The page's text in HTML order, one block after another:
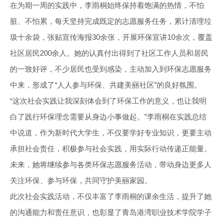
在为期一周的实践中，李雨桐始终保持着饱满的热情，不怕
脏、不怕累，每天坚持完成既定的志愿服务任务，累计清理垃
圾十余袋，张贴宣传海报30余张，开展环保宣讲10余次，覆盖
社区居民200余人。她的认真付出得到了社区工作人员和居民
的一致好评，不少居民也受到感染，主动加入到环保志愿服务
中来，形成了“人人参与环保、共建美丽社区”的良好氛围。
“这次社会实践让我深刻体会到了环保工作的意义，也让我明
白了践行环保理念需要从身边小事做起。”李雨桐在实践总结
中说道，作为新时代大学生，不仅要学好专业知识，更要主动
承担社会责任，积极参与社会实践，用实际行动传递正能量。
未来，她将继续参与各类环保志愿服务活动，带动身边更多人
关注环保、参与环保，共同守护美丽家园。
此次社会实践活动，不仅丰富了李雨桐的课余生活，提升了她
的沟通能力和责任意识，也彰显了青岛港湾职业技术学院学子